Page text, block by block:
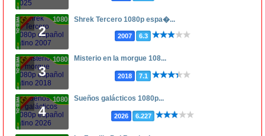
2
1080p Shrek Tercero 1080p espa�...
2007 6.3
3
1080p Misterio en la morgue 108...
2018 7.1
4
1080p Sueños galácticos 1080p...
2026 6.227